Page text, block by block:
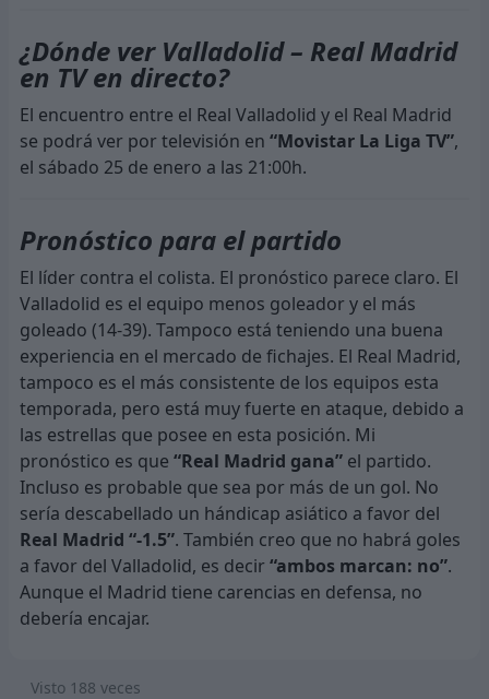
¿Dónde ver Valladolid – Real Madrid
en TV en directo?
El encuentro entre el Real Valladolid y el Real Madrid
se podrá ver por televisión en “Movistar La Liga TV”,
el sábado 25 de enero a las 21:00h.
Pronóstico para el partido
El líder contra el colista. El pronóstico parece claro. El
Valladolid es el equipo menos goleador y el más
goleado (14-39). Tampoco está teniendo una buena
experiencia en el mercado de fichajes. El Real Madrid,
tampoco es el más consistente de los equipos esta
temporada, pero está muy fuerte en ataque, debido a
las estrellas que posee en esta posición. Mi
pronóstico es que “Real Madrid gana” el partido.
Incluso es probable que sea por más de un gol. No
sería descabellado un hándicap asiático a favor del
Real Madrid “-1.5”. También creo que no habrá goles
a favor del Valladolid, es decir “ambos marcan: no”.
Aunque el Madrid tiene carencias en defensa, no
debería encajar.
Visto 188 veces